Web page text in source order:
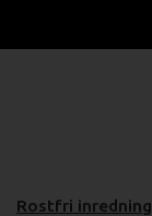
Rostfri inredning